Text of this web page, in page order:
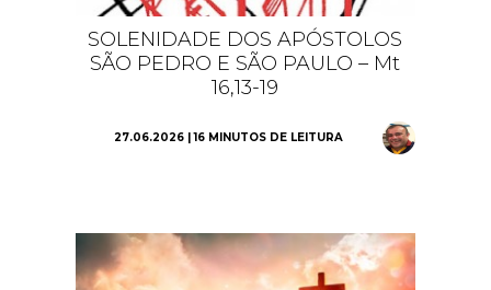
SOLENIDADE DOS APÓSTOLOS
SÃO PEDRO E SÃO PAULO – Mt
16,13-19
27.06.2026 | 16 MINUTOS DE LEITURA